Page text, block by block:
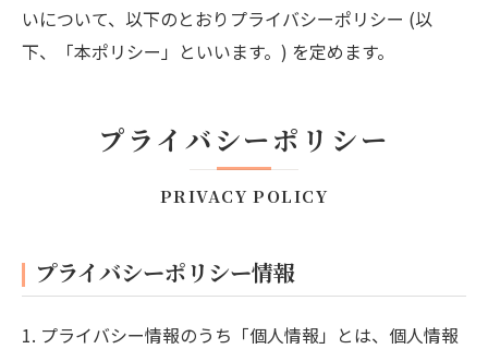
いについて、以下のとおりプライバシーポリシー (以
下、「本ポリシー」といいます。) を定めます。
プライバシーポリシー
PRIVACY POLICY
プライバシーポリシー情報
1. プライバシー情報のうち「個人情報」とは、個人情報